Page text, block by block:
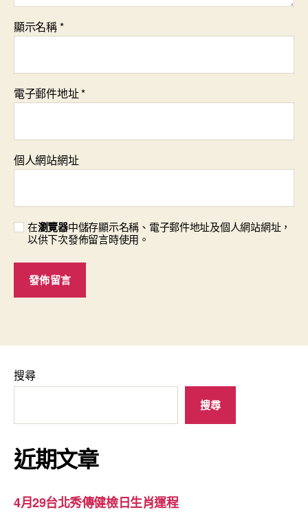
顯示名稱*
電子郵件地址*
個人網站網址
在瀏覽器中儲存顯示名稱、電子郵件地址及個人網站網址，
以供下次發佈留言時使用。
搜尋
搜尋
近期文章
4月29台北秀傳健檢日生肖運程